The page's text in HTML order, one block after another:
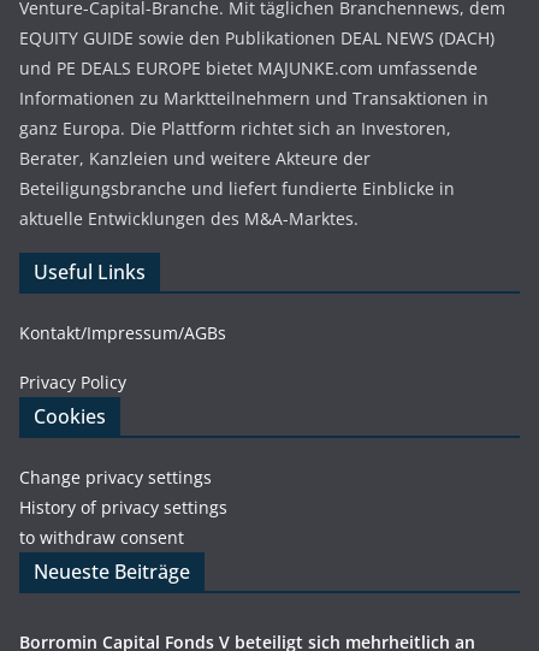
Venture-Capital-Branche. Mit täglichen Branchennews, dem
EQUITY GUIDE sowie den Publikationen DEAL NEWS (DACH)
und PE DEALS EUROPE bietet MAJUNKE.com umfassende
Informationen zu Marktteilnehmern und Transaktionen in
ganz Europa. Die Plattform richtet sich an Investoren,
Berater, Kanzleien und weitere Akteure der
Beteiligungsbranche und liefert fundierte Einblicke in
aktuelle Entwicklungen des M&A-Marktes.
Useful Links
Kontakt/Impressum/AGBs
Privacy Policy
Cookies
Change privacy settings
History of privacy settings
to withdraw consent
Neueste Beiträge
Borromin Capital Fonds V beteiligt sich mehrheitlich an